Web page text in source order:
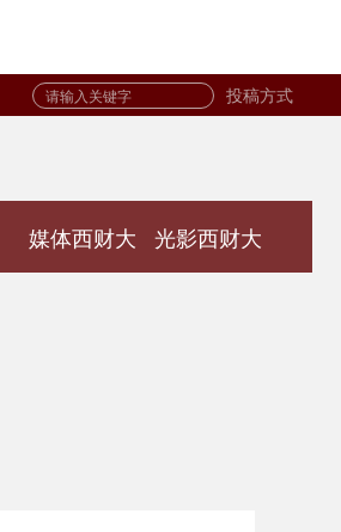
投稿方式
媒体西财大 光影西财大